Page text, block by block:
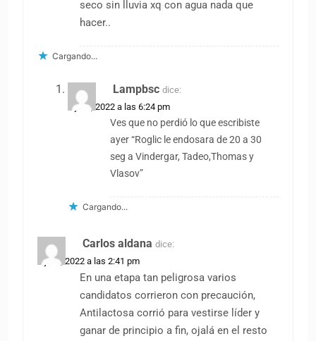
seco sin lluvia xq con agua nada que
hacer..
Cargando...
Lampbsc dice:
1 julio, 2022 a las 6:24 pm
Ves que no perdió lo que escribiste
ayer “Roglic le endosara de 20 a 30
seg a Vindergar, Tadeo,Thomas y
Vlasov”
Cargando...
Carlos aldana dice:
1 julio, 2022 a las 2:41 pm
En una etapa tan peligrosa varios
candidatos corrieron con precaución,
Antilactosa corrió para vestirse líder y
ganar de principio a fin, ojalá en el resto